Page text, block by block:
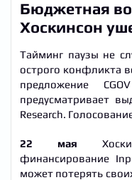
Бюджетная
Хоскинсон
Тайминг паузы не
острого конфликта
предложение
предусматривает
Research.
22 мая
финансирование
может потерять